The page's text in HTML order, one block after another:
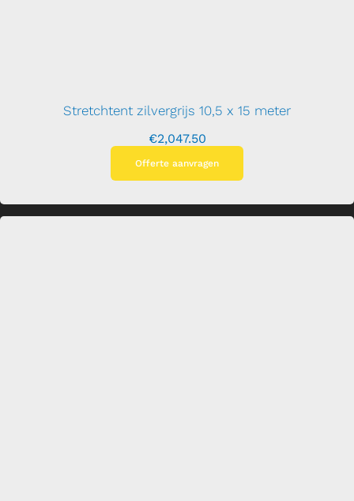
Stretchtent zilvergrijs 10,5 x 15 meter
€2,047.50
Offerte aanvragen